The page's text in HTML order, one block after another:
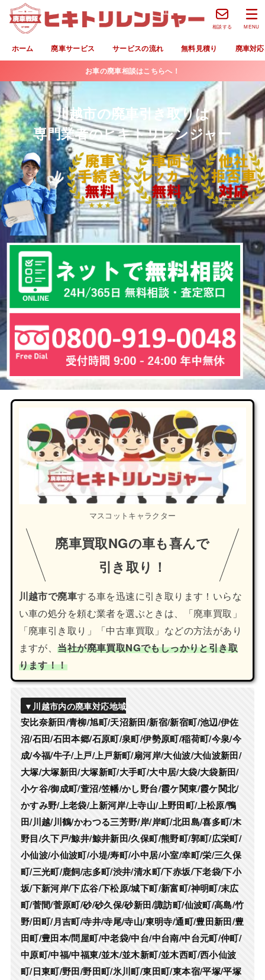
ホーム 廃車サービス サービスの流れ 無料見積り 廃車対
相談する MENU
お車の廃車相談はこちらへ！
川越市の廃車引き取りは
専門業者のヒキトリレンジャー
マスコットキャラクター
廃車買取NGの車も喜んで
引き取り！
川越市で廃車する車を迅速に引き取ります！いらな
い車の処分を頼む業者を選ぶときは、「廃車買取」
「廃車引き取り」「中古車買取」などの方法があり
ますが、当社が廃車買取NGでもしっかりと引き取
ります！！
▼川越市内の廃車対応地域
安比奈新田/青柳/旭町/天沼新田/新宿/新宿町/池辺/伊佐
沼/石田/石田本郷/石原町/泉町/伊勢原町/稲荷町/今泉/今
成/今福/牛子/上戸/上戸新町/扇河岸/大仙波/大仙波新田/
大塚/大塚新田/大塚新町/大手町/大中居/大袋/大袋新田/
小ケ谷/御成町/萱沼/笠幡/かし野台/霞ケ関東/霞ケ関北/
かすみ野/上老袋/上新河岸/上寺山/上野田町/上松原/鴨
田/川越/川鶴/かわつる三芳野/岸/岸町/北田島/喜多町/木
野目/久下戸/鯨井/鯨井新田/久保町/熊野町/郭町/広栄町/
小仙波/小仙波町/小堤/寿町/小中居/小室/幸町/栄/三久保
町/三光町/鹿飼/志多町/渋井/清水町/下赤坂/下老袋/下小
坂/下新河岸/下広谷/下松原/城下町/新富町/神明町/末広
町/菅間/菅原町/砂/砂久保/砂新田/諏訪町/仙波町/高島/竹
野/田町/月吉町/寺井/寺尾/寺山/東明寺/通町/豊田新田/豊
田町/豊田本/問屋町/中老袋/中台/中台南/中台元町/仲町/
中原町/中福/中福東/並木/並木新町/並木西町/西小仙波
町/日東町/野田/野田町/氷川町/東田町/東本宿/平塚/平塚